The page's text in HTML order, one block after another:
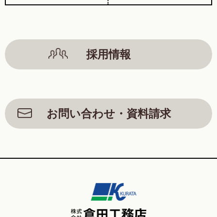
採用情報
お問い合わせ・資料請求